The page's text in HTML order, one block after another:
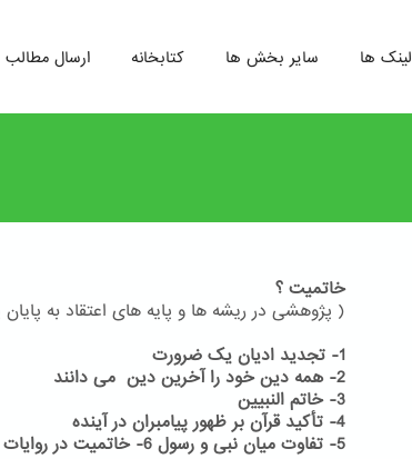
ارسال مطالب کتابخانه سایر بخش ها لینک ها
خاتمیت ؟
( پژوهشی در ریشه ها و پایه های اعتقاد به پایان
1- تجدید ادیان یک ضرورت
2- همه دین خود را آخرین دین می دانند
3- خاتم النبیین
4- تأکید قرآن بر ظهور پیامبران در آینده
5- تفاوت میان نبی و رسول
6- خاتمیت در روایات